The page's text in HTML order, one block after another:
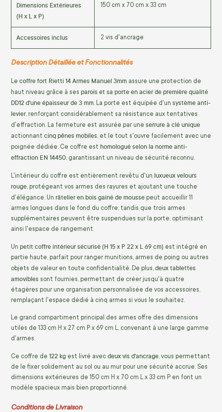
Dimensions Extérieures
(H x L x P)
150 cm x 70 cm x 33 cm
Accessoires inclus 2 vis d'ancrage
Description Détaillée et Fonctionnalités
Le coffre fort Rietti 14 Armes Manuel 3mm assure une protection de
haut niveau grâce à ses parois et sa porte en acier de première qualité
DD12 d'une épaisseur de 3 mm. La porte est équipée d'un système anti-
levier, renforçant considérablement sa résistance aux tentatives
d'effraction. La fermeture est assurée par une serrure à clé unique
actionnant cinq pênes mobiles, et le tout s'ouvre facilement avec une
poignée dédiée. Ce coffre est homologué selon la norme anti-
effraction EN 14450, garantissant un niveau de sécurité reconnu.
L'intérieur du coffre est entièrement revêtu d'un luxueux velours
rouge, protégeant vos armes des rayures et ajoutant une touche
d'élégance. Un râtelier en bois gainé de mousse peut accueillir 11
armes longues dans le fond du coffre, tandis que trois armes
supplémentaires peuvent être suspendues sur la porte, optimisant
ainsi l'espace de rangement.
Un petit coffre intérieur sécurisé (H 15 x P 22 x L 69 cm) est intégré en
partie haute, parfait pour ranger munitions, armes de poing ou autres
objets de valeur en toute confidentialité. De plus, deux tablettes
amovibles sont fournies, permettant de créer jusqu'à quatre
étagères pour une organisation personnalisée de vos accessoires,
remplaçant l'espace dédié à cinq armes si vous le souhaitez.
Le grand compartiment principal des armes offre des dimensions
utiles de 133 cm H x 27 cm P x 69 cm L, convenant à une large gamme
d'armes.
Ce coffre de 122 kg est livré avec deux vis d'ancrage, vous permettant
de le fixer solidement au sol ou au mur pour une sécurité accrue. Ses
dimensions extérieures de 150 cm H x 70 cm L x 33 cm P en font un
modèle spacieux mais bien proportionné.
Conditions de Livraison